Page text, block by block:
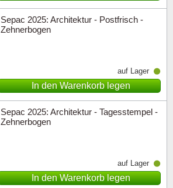
Sepac 2025: Architektur - Postfrisch -
Zehnerbogen
auf Lager
In den Warenkorb legen
Sepac 2025: Architektur - Tagesstempel -
Zehnerbogen
auf Lager
In den Warenkorb legen